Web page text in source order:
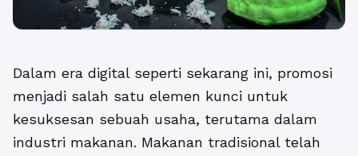
Dalam era digital seperti sekarang ini, promosi
menjadi salah satu elemen kunci untuk
kesuksesan sebuah usaha, terutama dalam
industri makanan. Makanan tradisional telah